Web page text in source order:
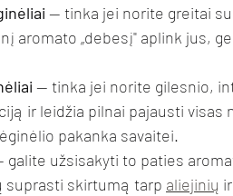
— tinka jei norite greitai
aromato „debesį" aplink jus,
— tinka jei norite gilesnio,
ir leidžia pilnai pajausti
pakanka savaitei.
užsisakyti to paties
suprasti skirtumą tarp aliejinių